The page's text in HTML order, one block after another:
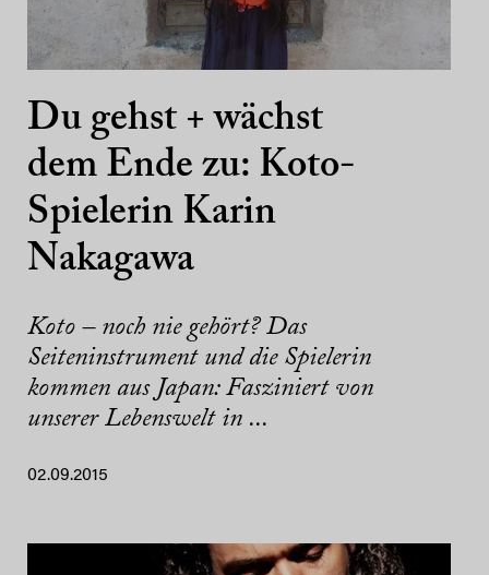
Du gehst + wächst
dem Ende zu: Koto-
Spielerin Karin
Nakagawa
Koto – noch nie gehört? Das
Seiteninstrument und die Spielerin
kommen aus Japan: Fasziniert von
unserer Lebenswelt in ...
02.09.2015